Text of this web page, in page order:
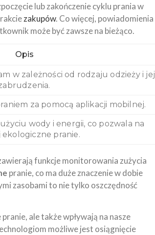
lub zakończenie cyklu prania w
zakupów. Co więcej, powiadomienia
może być zawsze na bieżąco.
Opis
w zależności od rodzaju odzieży i jej
za pomocą aplikacji mobilnej.
wody i energii, co pozwala na
ekologiczne pranie.
funkcje monitorowania zużycia
pranie, co ma duże znaczenie w dobie
zasobami to nie tylko oszczędność
ale także wpływają na nasze
możliwe jest osiągnięcie